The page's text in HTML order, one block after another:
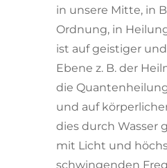
in unsere Mitte, in
Ordnung, in
ist auf geistiger
Ebene z. B. der
die
und auf
dies durch Wasser
mit Licht und
schwingenden